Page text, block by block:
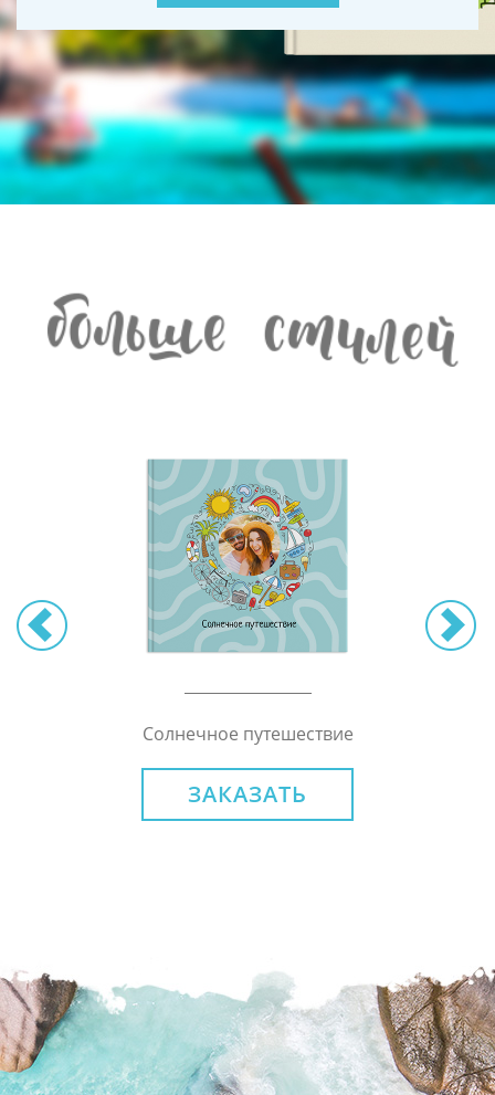
Солнечное путешествие
ЗАКАЗАТЬ